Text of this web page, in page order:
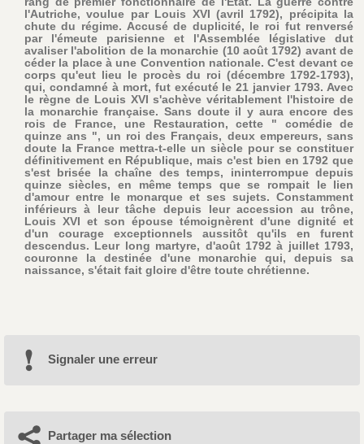
l'Autriche, voulue par Louis XVI (avril 1792), précipita la
chute du régime. Accusé de duplicité, le roi fut renversé
par l'émeute parisienne et l'Assemblée législative dut
avaliser l'abolition de la monarchie (10 août 1792) avant de
céder la place à une Convention nationale. C'est devant ce
corps qu'eut lieu le procès du roi (décembre 1792-1793),
qui, condamné à mort, fut exécuté le 21 janvier 1793. Avec
le règne de Louis XVI s'achève véritablement l'histoire de
la monarchie française. Sans doute il y aura encore des
rois de France, une Restauration, cette " comédie de
quinze ans ", un roi des Français, deux empereurs, sans
doute la France mettra-t-elle un siècle pour se constituer
définitivement en République, mais c'est bien en 1792 que
s'est brisée la chaîne des temps, ininterrompue depuis
quinze siècles, en même temps que se rompait le lien
d'amour entre le monarque et ses sujets. Constamment
inférieurs à leur tâche depuis leur accession au trône,
Louis XVI et son épouse témoignèrent d'une dignité et
d'un courage exceptionnels aussitôt qu'ils en furent
descendus. Leur long martyre, d'août 1792 à juillet 1793,
couronne la destinée d'une monarchie qui, depuis sa
naissance, s'était fait gloire d'être toute chrétienne.
Signaler une erreur
Partager ma sélection